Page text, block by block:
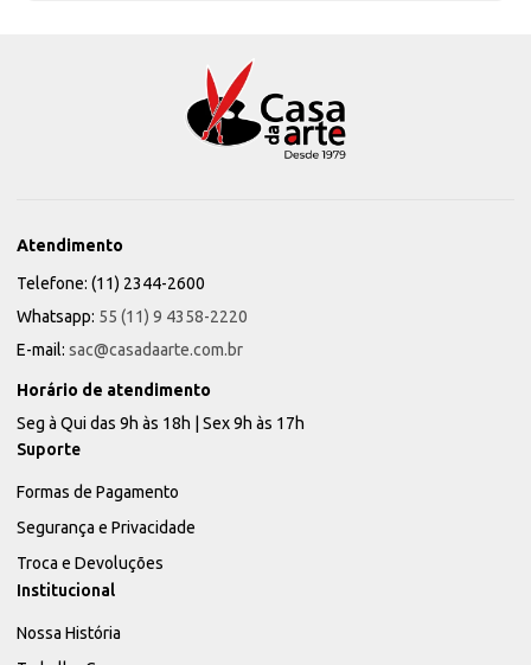
Atendimento
Telefone: (11) 2344-2600
Whatsapp: 55 (11) 9 4358-2220
E-mail: sac@casadaarte.com.br
Horário de atendimento
Seg à Qui das 9h às 18h | Sex 9h às 17h
Suporte
Formas de Pagamento
Segurança e Privacidade
Troca e Devoluções
Institucional
Nossa História